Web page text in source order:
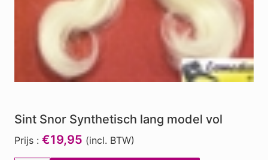
Sint Snor Synthetisch lang model vol
Prijs : €19,95 (incl. BTW)